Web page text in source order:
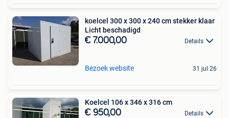
koelcel 300 x 300 x 240 cm stekker klaar
Licht beschadigd
€ 7.000,00 Details
Bezoek website 31 jul 26
Koelcel 106 x 346 x 316 cm
€ 950,00 Details